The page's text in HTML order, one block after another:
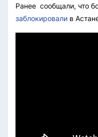
Ранее сообщали, что
заблокировали в